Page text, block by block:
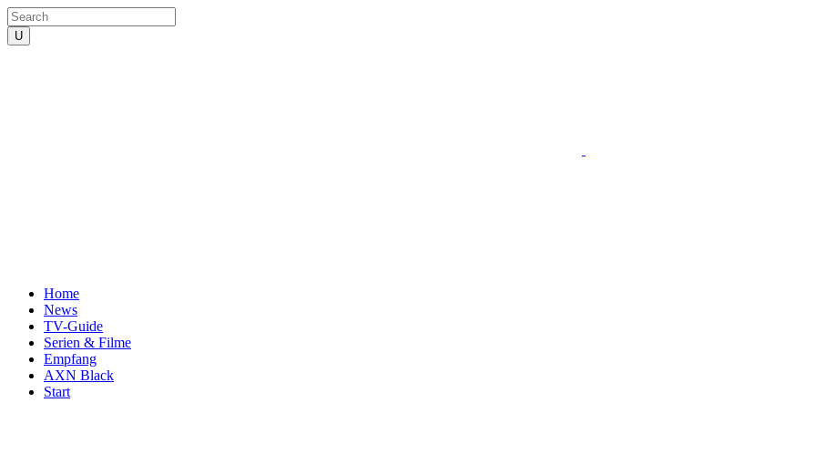
Home
News
TV-Guide
Serien & Filme
Empfang
AXN Black
Start